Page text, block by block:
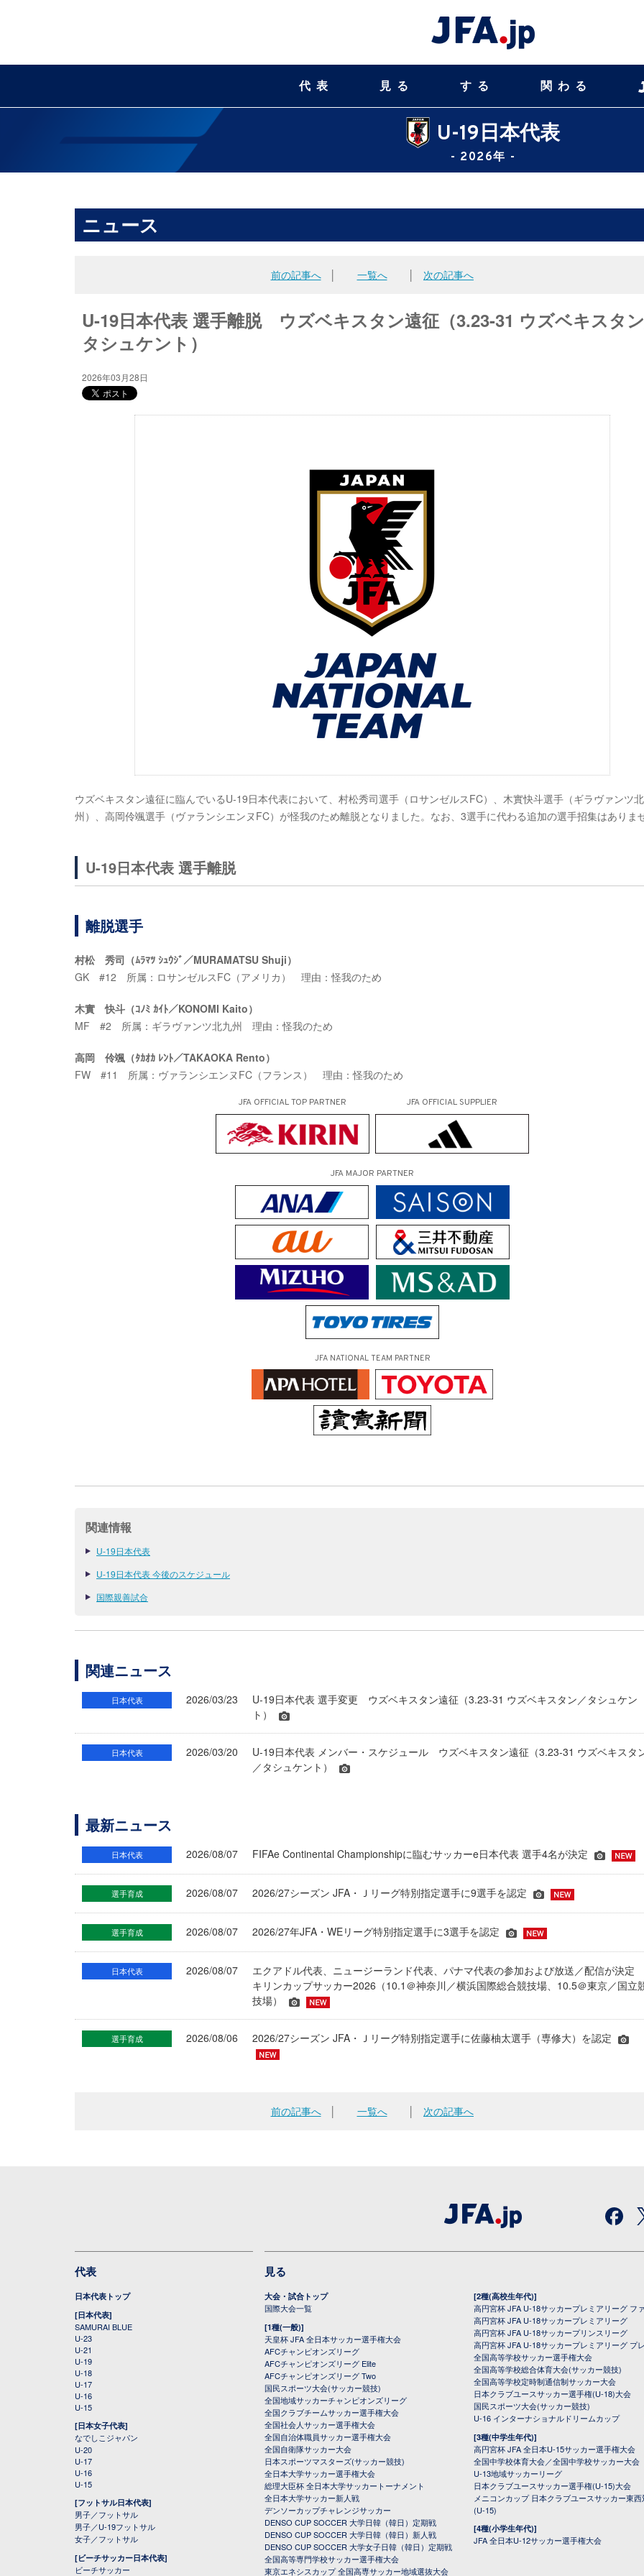
代表 見る する 関わる
U-19日本代表
- 2026年 -
ニュース
前の記事へ│ 一覧へ 次の記事へ
U-19日本代表 選手離脱 ウズベキスタン遠征（3.23-31 ウズベキスタ
タシュケント）
2026年03月28日
ウズベキスタン遠征に臨んでいるU-19日本代表において、村松秀司選手（ロサンゼルスFC）、木實快斗選手（ギラヴァンツ
州）、高岡伶颯選手（ヴァランシエンヌFC）が怪我のため離脱となりました。なお、3選手に代わる追加の選手招集はありませ
U-19日本代表 選手離脱
離脱選手
村松 秀司（ﾑﾗﾏﾂ ｼｭｳｼﾞ／MURAMATSU Shuji）
GK #12 所属：ロサンゼルスFC（アメリカ） 理由：怪我のため
木實 快斗（ｺﾉﾐ ｶｲﾄ／KONOMI Kaito）
MF #2 所属：ギラヴァンツ北九州 理由：怪我のため
高岡 伶颯（ﾀｶｵｶ ﾚﾝﾄ／TAKAOKA Rento）
FW #11 所属：ヴァランシエンヌFC（フランス） 理由：怪我のため
JFA OFFICIALTOP PARTNER JFA OFFICIAL SUPPLIER
JFA MAJOR PARTNER
JFA NATIONAL TEAM PARTNER
関連情報
U-19日本代表
U-19日本代表 今後のスケジュール
国際親善試合
関連ニュース
日本代表 2026/03/23
U-19日本代表 選手変更 ウズベキスタン遠征（3.23-31 ウズベキスタン／タシュケン
ト）
日本代表 2026/03/20
U-19日本代表 メンバー・スケジュール ウズベキスタン遠征（3.23-31 ウズベキスタ
／タシュケント）
最新ニュース
日本代表 2026/08/07 FIFAe Continental Championshipに臨むサッカーe日本代表 選手4名が決定
選手育成 2026/08/07 2026/27シーズン JFA・Ｊリーグ特別指定選手に9選手を認定
選手育成 2026/08/07 2026/27年JFA・WEリーグ特別指定選手に3選手を認定
日本代表 2026/08/07
エクアドル代表、ニュージーランド代表、パナマ代表の参加および放送／配信が決定
キリンカップサッカー2026（10.1＠神奈川／横浜国際総合競技場、10.5＠東京／国立
技場）
選手育成 2026/08/06 2026/27シーズン JFA・Ｊリーグ特別指定選手に佐藤柚太選手（専修大）を認定
前の記事へ│ 一覧へ 次の記事へ
代表
日本代表トップ
[日本代表]
SAMURAI BLUE
U-23
U-21
U-19
U-18
U-17
U-16
U-15
[日本女子代表]
なでしこジャパン
U-20
U-17
U-16
U-15
[フットサル日本代表]
男子／フットサル
男子／U-19フットサル
女子／フットサル
[ビーチサッカー日本代表]
ビーチサッカー
見る
大会・試合トップ
国際大会一覧
[1種(一般)]
天皇杯 JFA 全日本サッカー選手権大会
AFCチャンピオンズリーグ
AFCチャンピオンズリーグ Elite
AFCチャンピオンズリーグ Two
国民スポーツ大会(サッカー競技)
全国地域サッカーチャンピオンズリーグ
全国クラブチームサッカー選手権大会
全国社会人サッカー選手権大会
全国自治体職員サッカー選手権大会
全国自衛隊サッカー大会
日本スポーツマスターズ(サッカー競技)
全日本大学サッカー選手権大会
総理大臣杯 全日本大学サッカートーナメント
全日本大学サッカー新人戦
デンソーカップチャレンジサッカー
DENSO CUP SOCCER 大学日韓（韓日）定期戦
DENSO CUP SOCCER 大学日韓（韓日）新人戦
DENSO CUP SOCCER 大学女子日韓（韓日）定期戦
全国高等専門学校サッカー選手権大会
東京エネシスカップ 全国高専サッカー地域選抜大会
[2種(高校生年代)]
高円宮杯 JFA U-18サッカープレミアリーグ フ
高円宮杯 JFA U-18サッカープレミアリーグ
高円宮杯 JFA U-18サッカープリンスリーグ
高円宮杯 JFA U-18サッカープレミアリーグ プ
全国高等学校サッカー選手権大会
全国高等学校総合体育大会(サッカー競技)
全国高等学校定時制通信制サッカー大会
日本クラブユースサッカー選手権(U-18)大会
国民スポーツ大会(サッカー競技)
U-16 インターナショナルドリームカップ
[3種(中学生年代)]
高円宮杯 JFA 全日本U-15サッカー選手権大会
全国中学校体育大会／全国中学校サッカー大会
U-13地域サッカーリーグ
日本クラブユースサッカー選手権(U-15)大会
メニコンカップ 日本クラブユースサッカー東
(U-15)
[4種(小学生年代)]
JFA 全日本U-12サッカー選手権大会